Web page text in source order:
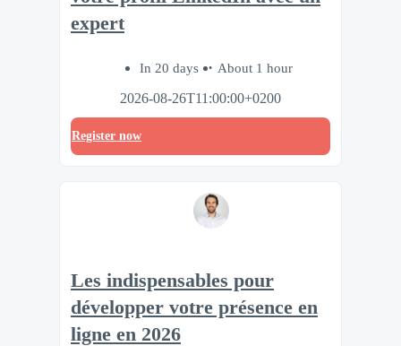
expert
In 20 days
About 1 hour
2026-08-26T11:00:00+0200
Register now
Les indispensables pour
développer votre présence en
ligne en 2026